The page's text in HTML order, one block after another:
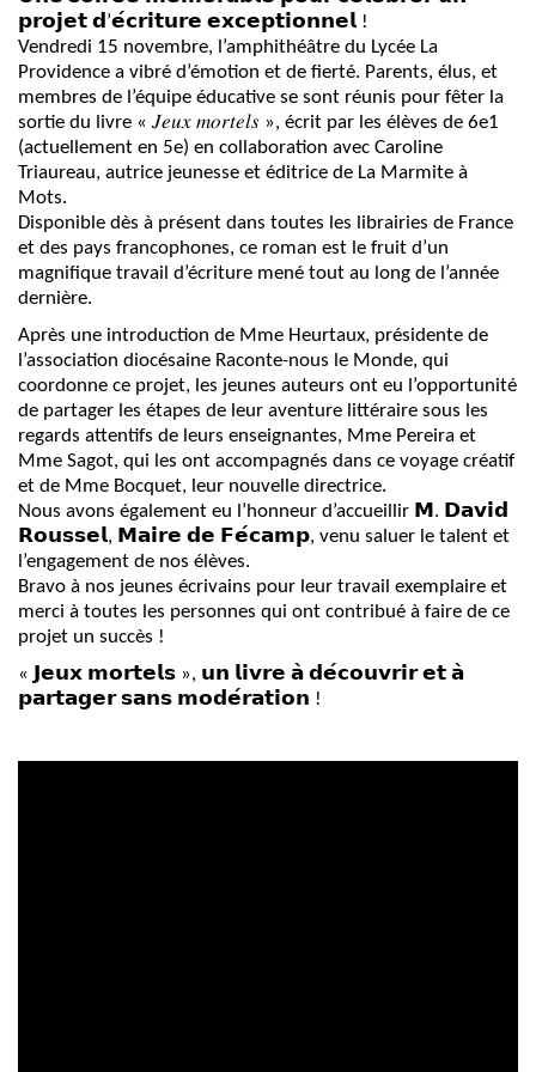
Roman
Jeux
Mortels
(Tome
10)
𝗽𝗿𝗼𝗷𝗲𝘁 𝗱’𝗲́𝗰𝗿𝗶𝘁𝘂𝗿𝗲 𝗲𝘅𝗰𝗲𝗽𝘁𝗶𝗼𝗻𝗻𝗲𝗹 !
Vendredi 15 novembre, l’amphithéâtre du Lycée La
Providence a vibré d’émotion et de fierté. Parents, élus, et
membres de l’équipe éducative se sont réunis pour fêter la
sortie du livre « 𝐽𝑒𝑢𝑥 𝑚𝑜𝑟𝑡𝑒𝑙𝑠 », écrit par les élèves de 6e1
(actuellement en 5e) en collaboration avec Caroline
Triaureau, autrice jeunesse et éditrice de La Marmite à
Mots.
Disponible dès à présent dans toutes les librairies de France
et des pays francophones, ce roman est le fruit d’un
magnifique travail d’écriture mené tout au long de l’année
dernière.
Après une introduction de Mme Heurtaux, présidente de
l’association diocésaine Raconte-nous le Monde, qui
coordonne ce projet, les jeunes auteurs ont eu l’opportunité
de partager les étapes de leur aventure littéraire sous les
regards attentifs de leurs enseignantes, Mme Pereira et
Mme Sagot, qui les ont accompagnés dans ce voyage créatif
et de Mme Bocquet, leur nouvelle directrice.
Nous avons également eu l’honneur d’accueillir 𝗠. 𝗗𝗮𝘃𝗶𝗱
𝗥𝗼𝘂𝘀𝘀𝗲𝗹, 𝗠𝗮𝗶𝗿𝗲 𝗱𝗲 𝗙𝗲́𝗰𝗮𝗺𝗽, venu saluer le talent et
l’engagement de nos élèves.
Bravo à nos jeunes écrivains pour leur travail exemplaire et
merci à toutes les personnes qui ont contribué à faire de ce
projet un succès !
« 𝗝𝗲𝘂𝘅 𝗺𝗼𝗿𝘁𝗲𝗹𝘀 », 𝘂𝗻 𝗹𝗶𝘃𝗿𝗲 𝗮̀ 𝗱𝗲́𝗰𝗼𝘂𝘃𝗿𝗶𝗿 𝗲𝘁 𝗮̀
𝗽𝗮𝗿𝘁𝗮𝗴𝗲𝗿 𝘀𝗮𝗻𝘀 𝗺𝗼𝗱𝗲́𝗿𝗮𝘁𝗶𝗼𝗻 !